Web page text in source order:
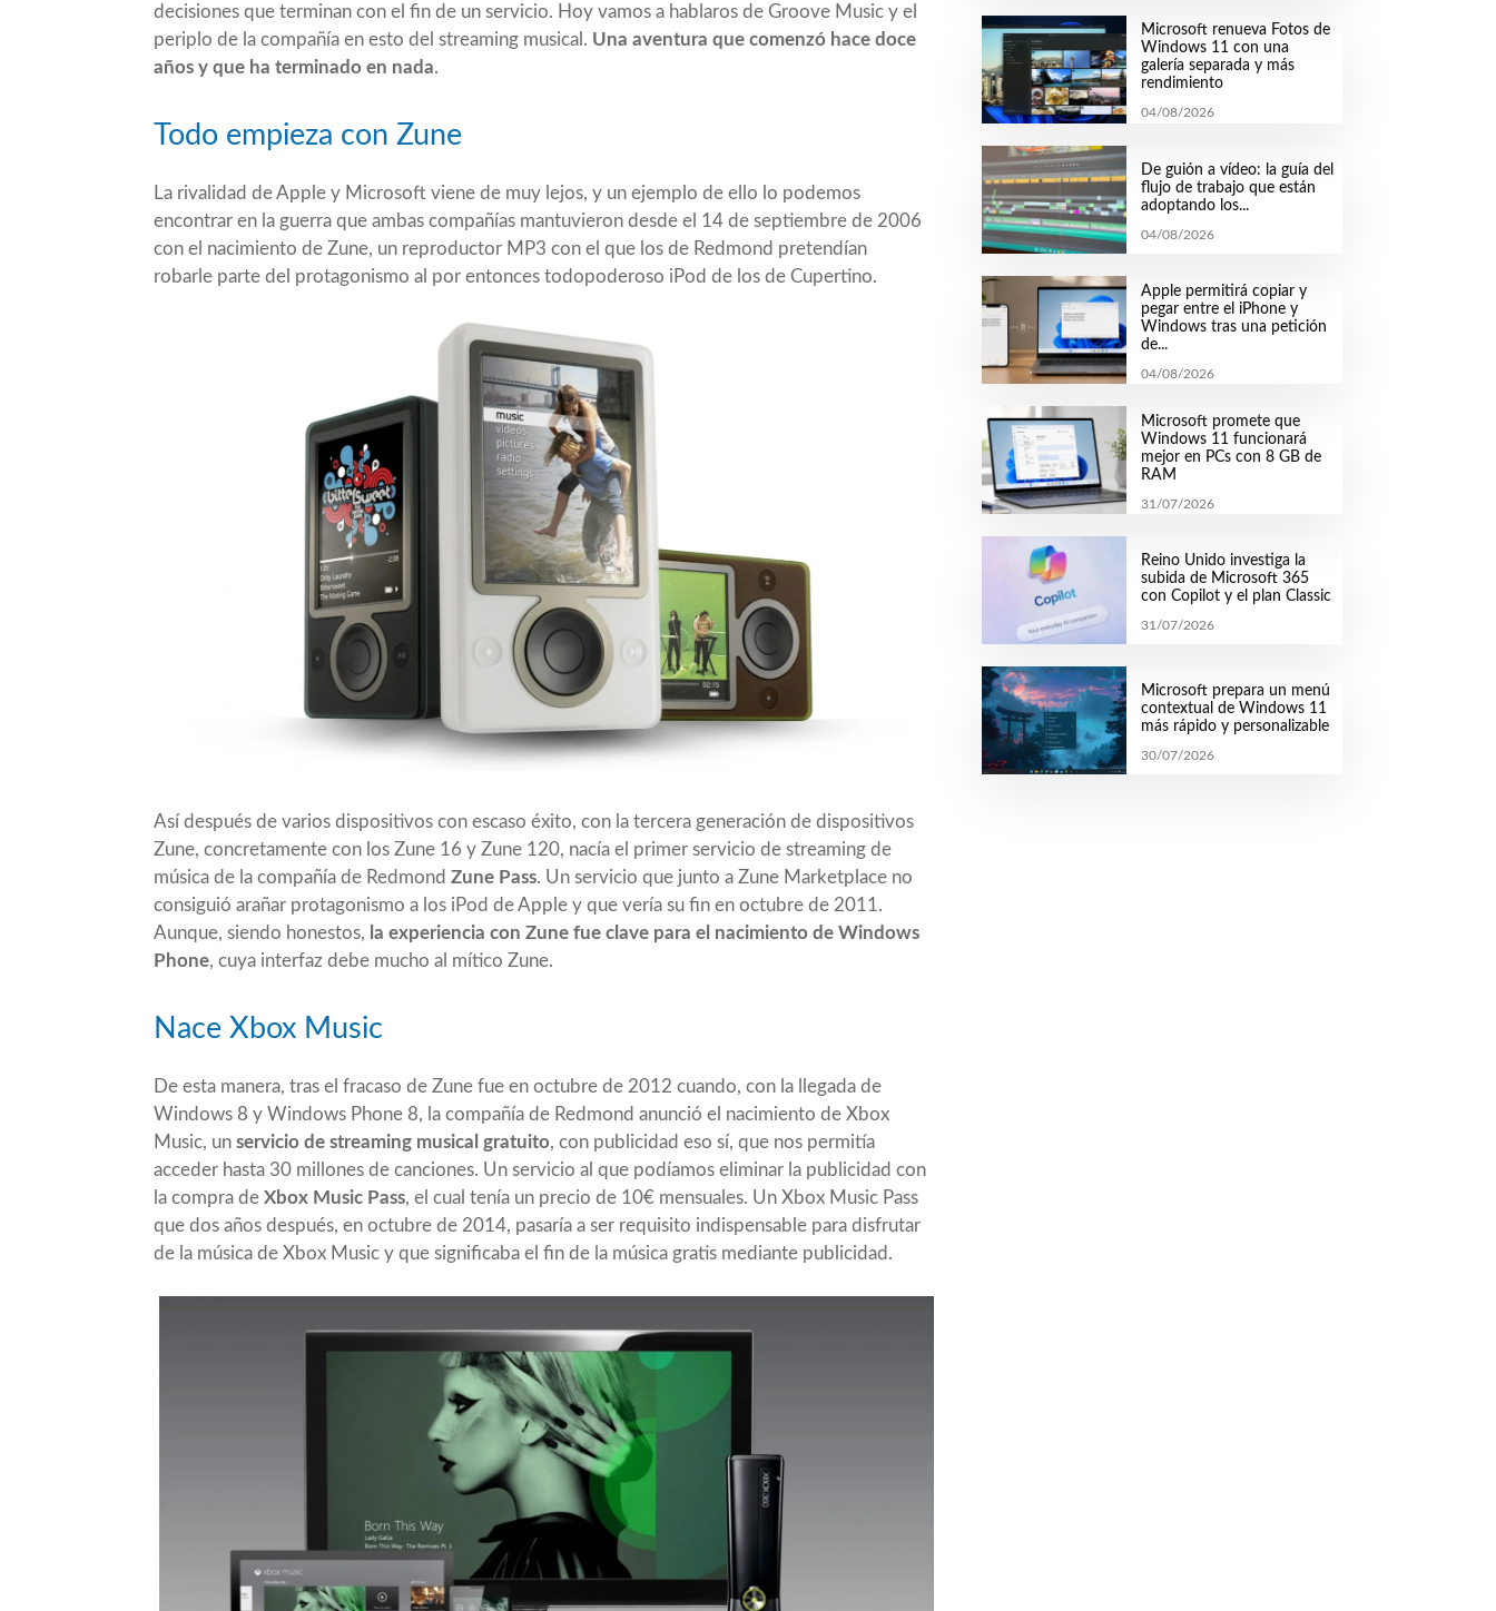
decisiones que terminan con el fin de un servicio. Hoy vamos a hablaros de Groove Music y el
periplo de la compañía en esto del streaming musical. Una aventura que comenzó hace doce
años y que ha terminado en nada.
Todo empieza con Zune
La rivalidad de Apple y Microsoft viene de muy lejos, y un ejemplo de ello lo podemos
encontrar en la guerra que ambas compañías mantuvieron desde el 14 de septiembre de 2006
con el nacimiento de Zune, un reproductor MP3 con el que los de Redmond pretendían
robarle parte del protagonismo al por entonces todopoderoso iPod de los de Cupertino.
Así después de varios dispositivos con escaso éxito, con la tercera generación de dispositivos
Zune, concretamente con los Zune 16 y Zune 120, nacía el primer servicio de streaming de
música de la compañía de Redmond Zune Pass. Un servicio que junto a Zune Marketplace no
consiguió arañar protagonismo a los iPod de Apple y que vería su fin en octubre de 2011.
Aunque, siendo honestos, la experiencia con Zune fue clave para el nacimiento de Windows
Phone, cuya interfaz debe mucho al mítico Zune.
Nace Xbox Music
De esta manera, tras el fracaso de Zune fue en octubre de 2012 cuando, con la llegada de
Windows 8 y Windows Phone 8, la compañía de Redmond anunció el nacimiento de Xbox
Music, un servicio de streaming musical gratuito, con publicidad eso sí, que nos permitía
acceder hasta 30 millones de canciones. Un servicio al que podíamos eliminar la publicidad con
la compra de Xbox Music Pass, el cual tenía un precio de 10€ mensuales. Un Xbox Music Pass
que dos años después, en octubre de 2014, pasaría a ser requisito indispensable para disfrutar
de la música de Xbox Music y que significaba el fin de la música gratis mediante publicidad.
Microsoft renueva Fotos de
Windows 11 con una
galería separada y más
rendimiento
04/08/2026
De guión a vídeo: la guía del
flujo de trabajo que están
adoptando los...
04/08/2026
Apple permitirá copiar y
pegar entre el iPhone y
Windows tras una petición
de...
04/08/2026
Microsoft promete que
Windows 11 funcionará
mejor en PCs con 8 GB de
RAM
31/07/2026
Reino Unido investiga la
subida de Microsoft 365
con Copilot y el plan Classic
31/07/2026
Microsoft prepara un menú
contextual de Windows 11
más rápido y personalizable
30/07/2026